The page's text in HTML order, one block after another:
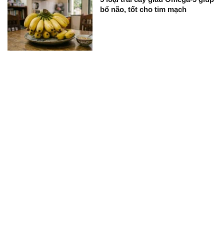
bổ não, tốt cho tim mạch